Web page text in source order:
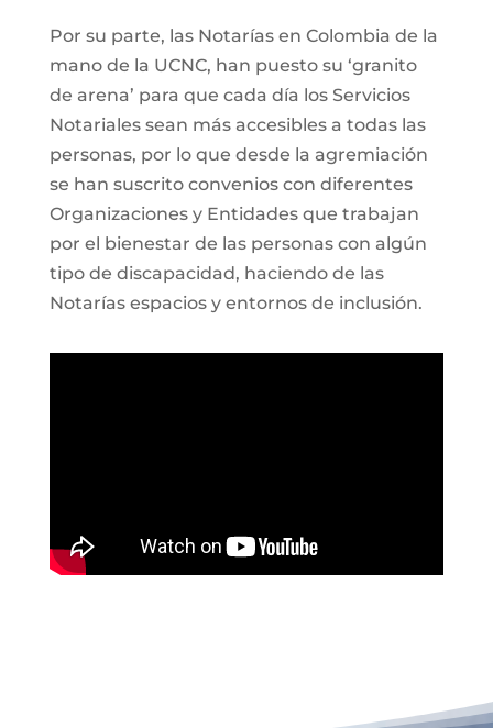
Por su parte, las Notarías en Colombia de la
mano de la UCNC, han puesto su ‘granito
de arena’ para que cada día los Servicios
Notariales sean más accesibles a todas las
personas, por lo que desde la agremiación
se han suscrito convenios con diferentes
Organizaciones y Entidades que trabajan
por el bienestar de las personas con algún
tipo de discapacidad, haciendo de las
Notarías espacios y entornos de inclusión.